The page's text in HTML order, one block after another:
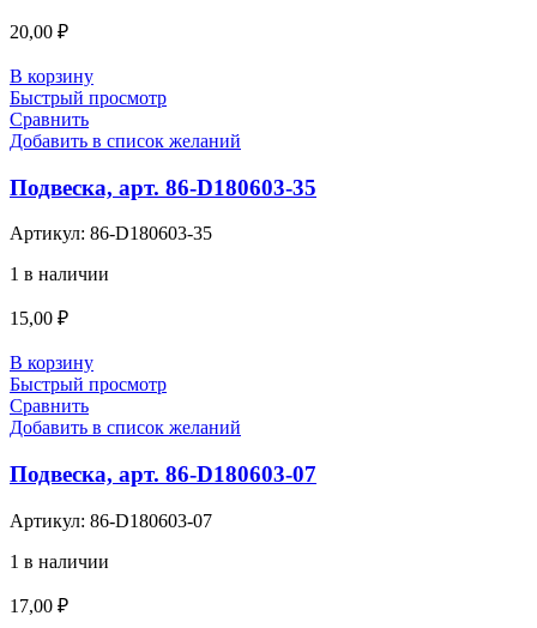
20,00 ₽
В корзину
Быстрый просмотр
Сравнить
Добавить в список желаний
Подвеска, арт. 86-D180603-35
Артикул: 86-D180603-35
1 в наличии
15,00 ₽
В корзину
Быстрый просмотр
Сравнить
Добавить в список желаний
Подвеска, арт. 86-D180603-07
Артикул: 86-D180603-07
1 в наличии
17,00 ₽